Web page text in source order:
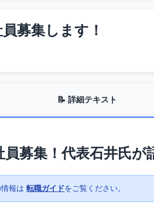
募集します！
📝 詳細テキスト
募集！代表石井氏が
報は 転職ガイドをご覧ください。